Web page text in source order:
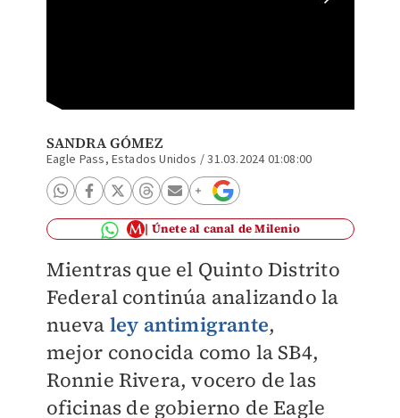
SANDRA GÓMEZ
Eagle Pass, Estados Unidos /31.03.2024 01:08:00
Únete al canal de Milenio
Mientras que el Quinto Distrito
Federal continúa analizando la
nueva ley antimigrante,
mejor conocida como la SB4,
Ronnie Rivera, vocero de las
oficinas de gobierno de Eagle